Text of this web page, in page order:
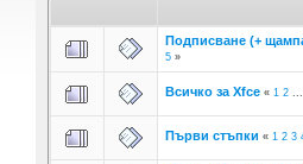
Подписване (+
5»
Всичко за Xfce « 1 2...
Първи стъпки « 1 2 3